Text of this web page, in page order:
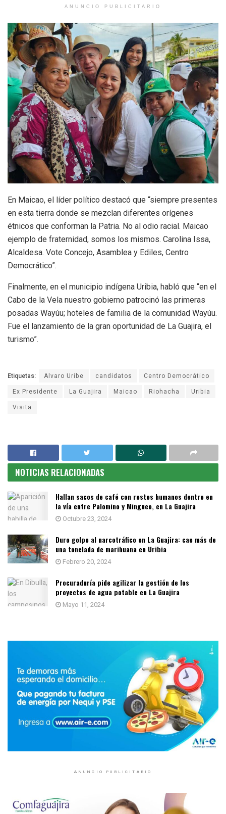
ANUNCIO PUBLICITARIO
En Maicao, el líder político destacó que “siempre presentes
en esta tierra donde se mezclan diferentes orígenes
étnicos que conforman la Patria. No al odio racial. Maicao
ejemplo de fraternidad, somos los mismos. Carolina Issa,
Alcaldesa. Vote Concejo, Asamblea y Ediles, Centro
Democrático”.
Finalmente, en el municipio indígena Uribia, habló que “en el
Cabo de la Vela nuestro gobierno patrocinó las primeras
posadas Wayúu; hoteles de familia de la comunidad Wayúu.
Fue el lanzamiento de la gran oportunidad de La Guajira, el
turismo”.
Etiquetas: Alvaro Uribe candidatos
Centro Democrático
Ex Presidente
La Guajira Maicao Riohacha
Uribia
Visita
NOTICIAS RELACIONADAS
Hallan sacos de café con restos humanos dentro en
la vía entre Palomino y Mingueo, en La Guajira
Octubre 23, 2024
Duro golpe al narcotráfico en La Guajira: cae más de
una tonelada de marihuana en Uribia
Febrero 20, 2024
Procuraduría pide agilizar la gestión de los
proyectos de agua potable en La Guajira
Mayo 11, 2024
ANUNCIO PUBLICITARIO